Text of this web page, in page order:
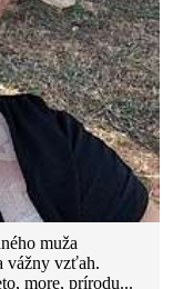
muža
vážny vzťah.
more, prírodu...